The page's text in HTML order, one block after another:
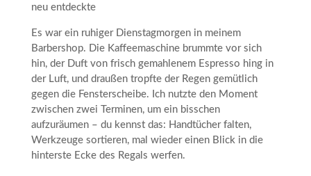
neu entdeckte
Es war ein ruhiger Dienstagmorgen in meinem
Barbershop. Die Kaffeemaschine brummte vor sich
hin, der Duft von frisch gemahlenem Espresso hing in
der Luft, und draußen tropfte der Regen gemütlich
gegen die Fensterscheibe. Ich nutzte den Moment
zwischen zwei Terminen, um ein bisschen
aufzuräumen – du kennst das: Handtücher falten,
Werkzeuge sortieren, mal wieder einen Blick in die
hinterste Ecke des Regals werfen.